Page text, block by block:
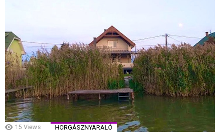
15 Views HORGÁSZNYARALÓ